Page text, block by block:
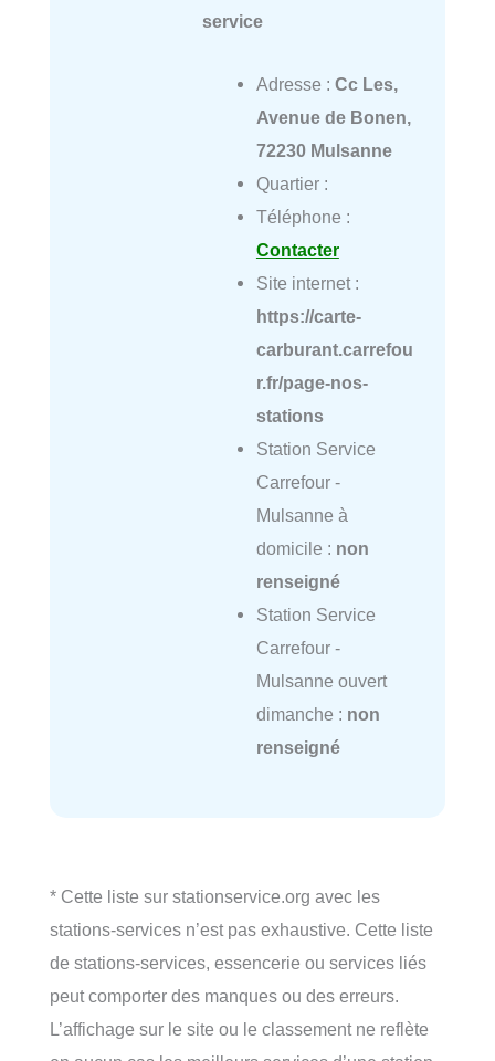
service
Adresse : Cc Les,
Avenue de Bonen,
72230 Mulsanne
Quartier :
Téléphone :
Contacter
Site internet :
https://carte-
carburant.carrefou
r.fr/page-nos-
stations
Station Service
Carrefour -
Mulsanne à
domicile : non
renseigné
Station Service
Carrefour -
Mulsanne ouvert
dimanche : non
renseigné
* Cette liste sur stationservice.org avec les
stations-services n’est pas exhaustive. Cette liste
de stations-services, essencerie ou services liés
peut comporter des manques ou des erreurs.
L’affichage sur le site ou le classement ne reflète